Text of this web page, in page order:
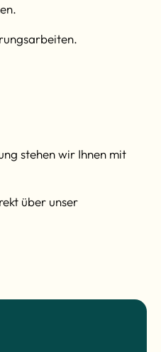
stehen wir Ihnen mit
über unser